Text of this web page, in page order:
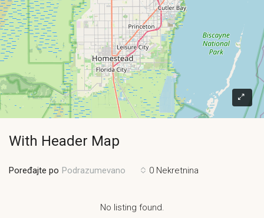
With Header Map
0 Nekretnina
Poređajte po Podrazumevano
No listing found.